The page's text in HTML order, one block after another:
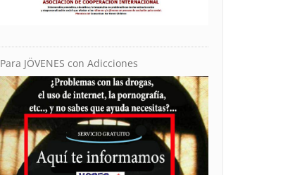
Para JÖVENES con Adicciones